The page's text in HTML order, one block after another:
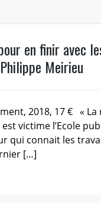
en finir avec
Meirieu
2018, 17 € « La
victime l’Ecole
qui connait les
[…]